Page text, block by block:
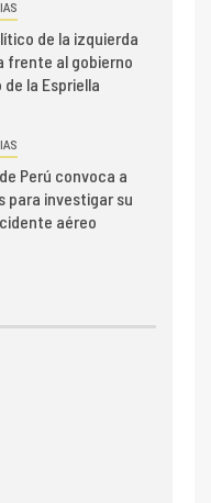
de la izquierda
frente al gobierno
la Espriella
Perú convoca a
para investigar su
aéreo